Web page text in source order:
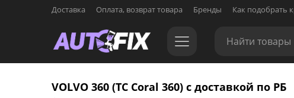
Доставка Оплата, возврат товара Бренды Как подобрать
VOLVO 360 (TC Coral 360) с доставкой по РБ